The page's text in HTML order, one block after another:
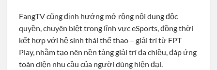
FangTV cũng định hướng mở rộng nội dung độc
quyền, chuyên biệt trong lĩnh vực eSports, đồng thời
kết hợp với hệ sinh thái thể thao – giải trí từ FPT
Play, nhằm tạo nên nền tảng giải trí đa chiều, đáp ứng
toàn diện nhu cầu của người dùng hiện đại.